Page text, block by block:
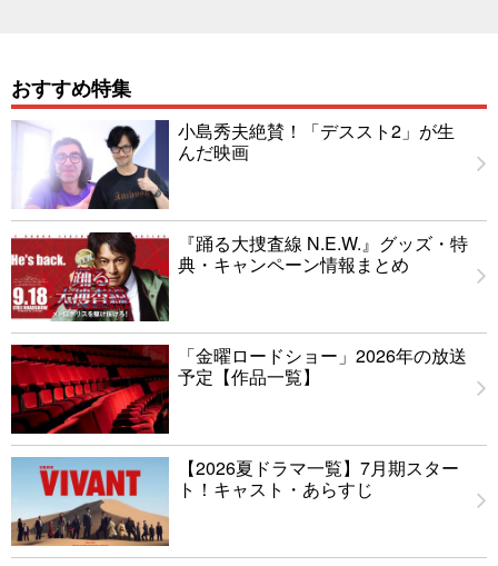
おすすめ特集
小島秀夫絶賛！「デススト2」が生
んだ映画
『踊る大捜査線 N.E.W.』グッズ・特
典・キャンペーン情報まとめ
「金曜ロードショー」2026年の放送
予定【作品一覧】
【2026夏ドラマ一覧】7月期スター
ト！キャスト・あらすじ